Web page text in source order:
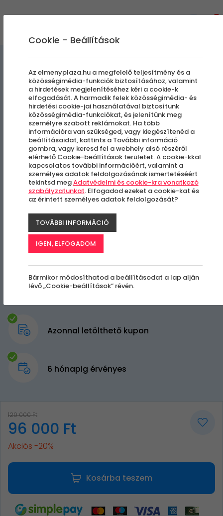
Egy összekapcsoló pilates
élmény | 2 fő 6 alkalom
Budapest, XIII. kerület
-20%
Azonnal letölthető kupon
6 hónapig érvényes
120 000 Ft
96 000 Ft
Akciós -20%
Kosárba teszem
Cookie - Beállítások
Az elmenyplaza.hu a megfelelő teljesítmény és a
közösségimédia-funkciók biztosításához, valamint
a hirdetések megjelenítéséhez kéri a cookie-k
elfogadását. A harmadik felek közösségimédia- és
hirdetési cookie-jai használatával biztosítunk
közösségimédia-funkciókat, és jelenítünk meg
személyre szabott reklámokat. Ha több
információra van szükséged, vagy kiegészítenéd a
beállításaidat, kattints a További információ
gombra, vagy keresd fel a webhely alsó részéről
elérhető Cookie-beállítások területet. A cookie-kkal
kapcsolatos további információért, valamint a
személyes adatok feldolgozásának ismertetéséért
tekintsd megAdatvédelmi és cookie-kra vonatkozó
szabályzatunkat. Elfogadod ezeket a cookie-kat és
az érintett személyes adatok feldolgozását?
TOVÁBBI INFORMÁCIÓ
IGEN, ELFOGADOM
Bármikor módosíthatod a beállításodat a lap alján
lévő „Cookie-beállítások” révén.